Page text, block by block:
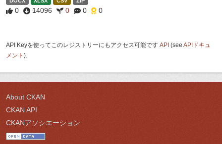
0 14096 0 0 0
API Keyを使ってこのレジストリーにもアクセス可能です API (see APIドキュ
メント ).
About CKAN
CKAN API
CKANアソシエーション